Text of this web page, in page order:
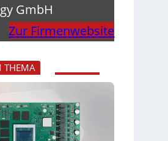
GmbH
Zur Firmenwebsite
THEMA